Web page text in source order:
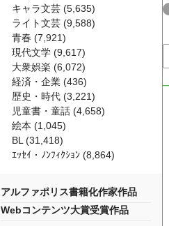
キャラ文芸 (5,635)
ライト文芸 (9,588)
青春 (7,921)
現代文学 (9,617)
大衆娯楽 (6,072)
経済・企業 (436)
歴史・時代 (3,221)
児童書・童話 (4,658)
絵本 (1,045)
BL (31,418)
ｴｯｾｲ・ﾉﾝﾌｨｸｼｮﾝ (8,864)
アルファポリス書籍化作家作品
Webコンテンツ大賞受賞作品